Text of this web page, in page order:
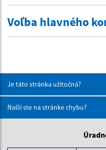
Voľba hlavného
Je táto stránka užitočná?
Našli ste na stránke chybu?